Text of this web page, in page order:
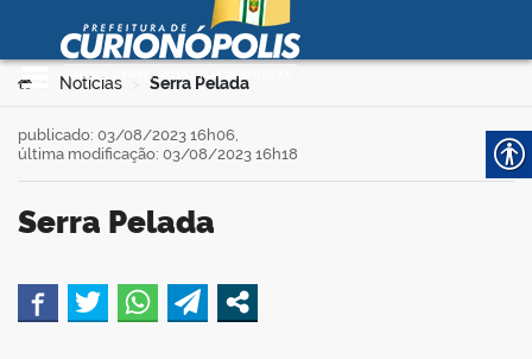
Ir para o conteúdo
Prefeitura Municipal de
Curionópolis
Você está aqui:
Notícias > Serra Pelada
Serra Pelada
publicado: 03/08/2023 16h06,
última modificação: 03/08/2023 16h18